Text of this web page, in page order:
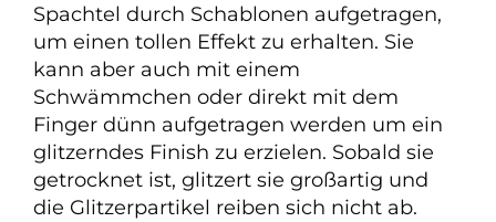
Spachtel durch Schablonen aufgetragen,
um einen tollen Effekt zu erhalten. Sie
kann aber auch mit einem
Schwämmchen oder direkt mit dem
Finger dünn aufgetragen werden um ein
glitzerndes Finish zu erzielen. Sobald sie
getrocknet ist, glitzert sie großartig und
die Glitzerpartikel reiben sich nicht ab.